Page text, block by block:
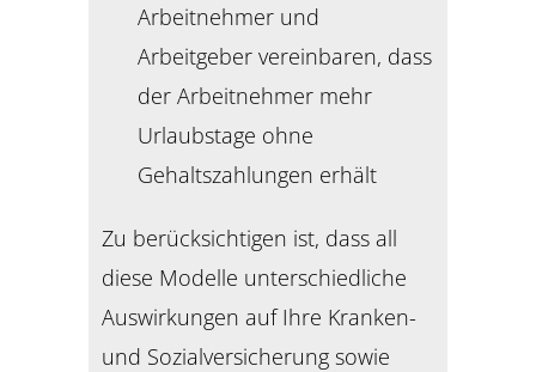
Arbeitnehmer und
Arbeitgeber vereinbaren, dass
der Arbeitnehmer mehr
Urlaubstage ohne
Gehaltszahlungen erhält
Zu berücksichtigen ist, dass all
diese Modelle unterschiedliche
Auswirkungen auf Ihre Kranken-
und Sozialversicherung sowie